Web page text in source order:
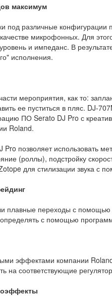
максимум
под различные
микрофонных. Для
и импеданс. В
исполнения.
мероприятия, как то:
ее пуститься в пляс.
ПО Serato DJ Pro с
Roland.
позволяет использовать
(роллы), подстройку
для стилизации звука с
плавные переходы с
с помощью
эффектами компании
на соответствующие